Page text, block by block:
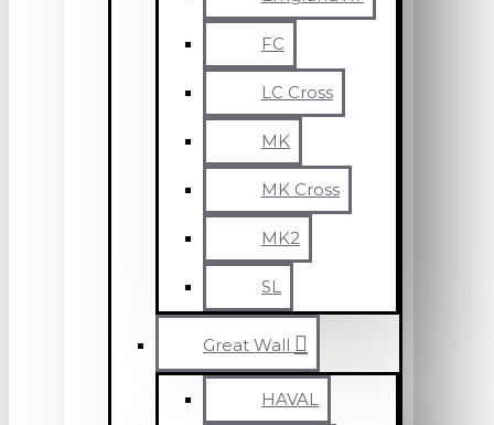
FC
LC Cross
MK
MK Cross
MK2
SL
Great Wall
HAVAL